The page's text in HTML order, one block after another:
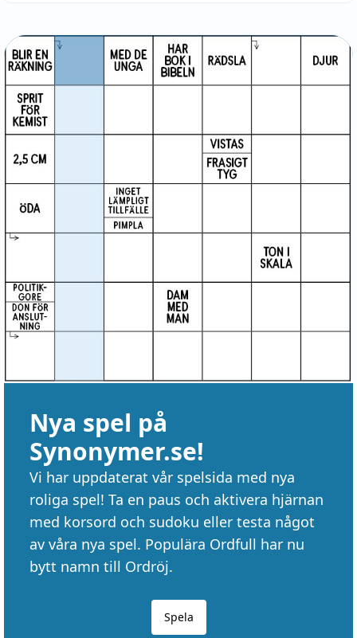
Nya spel på
Synonymer.se!
Vi har uppdaterat vår spelsida med nya
roliga spel! Ta en paus och aktivera hjärnan
med korsord och sudoku eller testa något
av våra nya spel. Populära Ordfull har nu
bytt namn till Ordröj.
Spela